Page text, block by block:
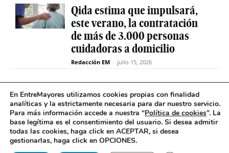
Qida estima que impulsará,
este verano, la contratación
de más de 3.000 personas
cuidadoras a domicilio
Redacción EM - julio 15, 2026
La sociedad de capital riesgo
Axis invertirá hasta 15
millones en Qida para
acelerar su expansión
INVERSIONES Redacción EM
En EntreMayores utilizamos cookies propias con finalidad
analíticas y la estrictamente necesaria para dar nuestro servicio.
Para más información accede a nuestra “Política de cookies”. La
base legítima es el consentimiento del usuario. Si desea admitir
todas las cookies, haga click en ACEPTAR, si desea
gestionarlas, haga click en OPCIONES.